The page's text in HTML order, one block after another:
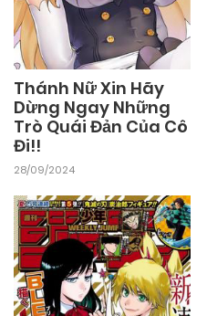
Thánh Nữ Xin Hãy
Dừng Ngay Những
Trò Quái Đản Của Cô
Đi!!
28/09/2024